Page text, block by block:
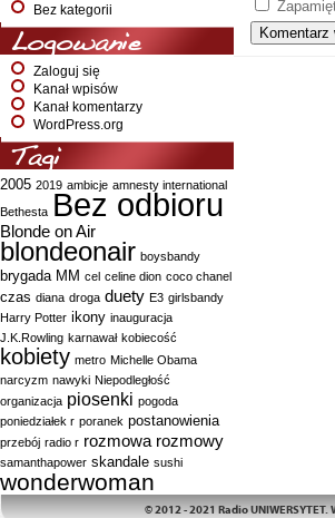
Bez kategorii
Logowanie
Zaloguj się
Kanał wpisów
Kanał komentarzy
WordPress.org
Tagi
2005 2019 ambicje amnesty international
Bethesta Bez odbioru
Blonde on Air
blondeonair boysbandy
brygada MM cel celine dion coco chanel
czas diana droga duety E3 girlsbandy
Harry Potter ikony inauguracja
J.K.Rowling karnawał kobiecość
kobiety metro Michelle Obama
narcyzm nawyki Niepodległość
organizacja piosenki pogoda
poniedziałek r poranek postanowienia
przebój radio r rozmowa rozmowy
samanthapower skandale sushi
wonderwoman
© 2012 - 2021 Radio